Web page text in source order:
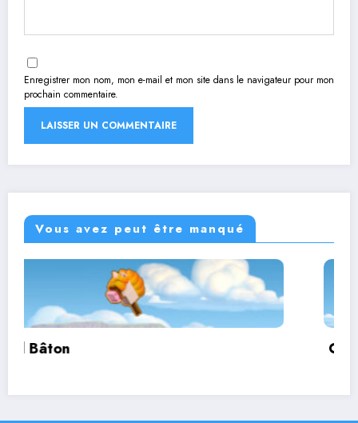
Enregistrer mon nom, mon e-mail et mon site dans le navigateur pour mon
prochain commentaire.
Vous avez peut être manqué
Corbutin